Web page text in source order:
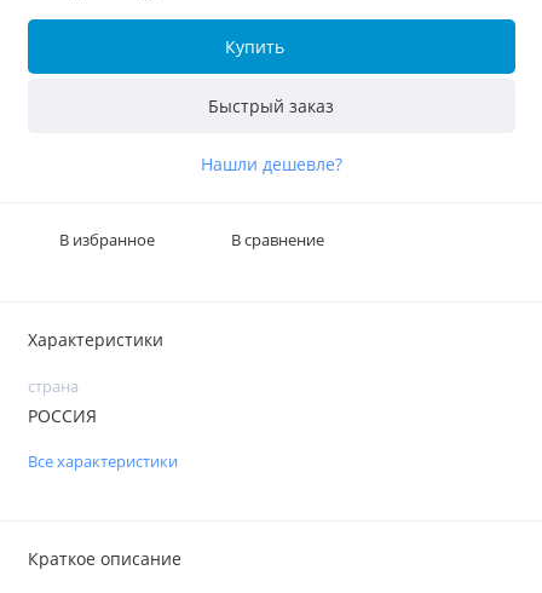
Купить
Быстрый заказ
Нашли дешевле?
В избранное В сравнение
Характеристики
страна
РОССИЯ
Все характеристики
Краткое описание